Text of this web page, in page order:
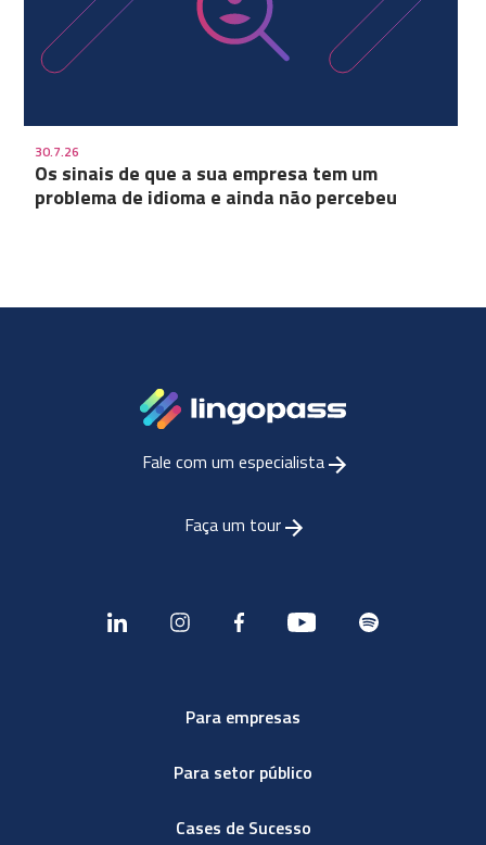
30.7.26
Os sinais de que a sua empresa tem um
problema de idioma e ainda não percebeu
Fale com um especialista
Faça um tour
Para empresas
Para setor público
Cases de Sucesso